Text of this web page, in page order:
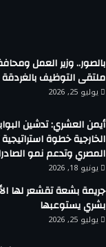
بالصور.. وزير العمل
ملتقى التوظيف بالغردقة
يوليو 25, 2026
أيمن العشري: تدشين
الخارجية خطوة
المصري وتدعم نمو
يونيو 18, 2026
جريمة بشعة تقشعر لها
بشري يستوعبها
يوليو 25, 2026